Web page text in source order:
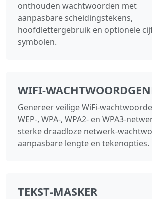
onthouden wachtwoorden met
aanpasbare scheidingstekens,
hoofdlettergebruik en optionele
symbolen.
Genereer veilige
WEP-, WPA-, WPA2- en
sterke draadloze
aanpasbare lengte en tekenopties.
TEKST‑MASKER